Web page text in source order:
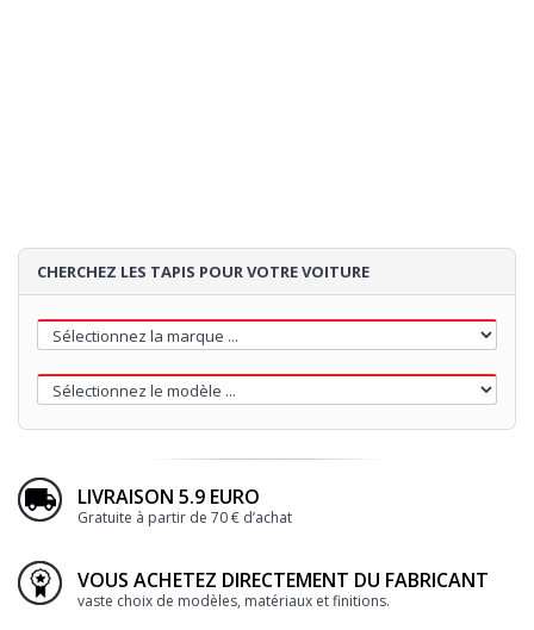
CHERCHEZ LES TAPIS POUR VOTRE VOITURE
LIVRAISON 5.9 EURO
Gratuite à partir de 70 € d’achat
VOUS ACHETEZ DIRECTEMENT DU FABRICANT
vaste choix de modèles, matériaux et finitions.